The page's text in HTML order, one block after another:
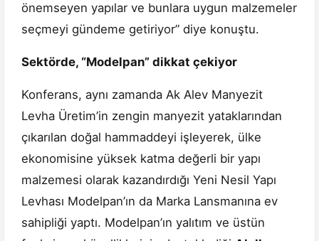
önemseyen yapılar ve bunlara uygun malzemeler
seçmeyi gündeme getiriyor” diye konuştu.
Sektörde, “Modelpan” dikkat çekiyor
Konferans, aynı zamanda Ak Alev Manyezit
Levha Üretim’in zengin manyezit yataklarından
çıkarılan doğal hammaddeyi işleyerek, ülke
ekonomisine yüksek katma değerli bir yapı
malzemesi olarak kazandırdığı Yeni Nesil Yapı
Levhası Modelpan’ın da Marka Lansmanına ev
sahipliği yaptı. Modelpan’ın yalıtım ve üstün